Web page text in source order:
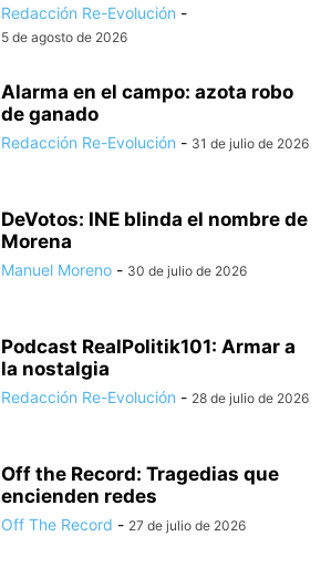
Redacción Re-Evolución -
5 de agosto de 2026
Alarma en el campo: azota robo
de ganado
Redacción Re-Evolución - 31 de julio de 2026
DeVotos: INE blinda el nombre de
Morena
Manuel Moreno - 30 de julio de 2026
Podcast RealPolitik101: Armar a
la nostalgia
Redacción Re-Evolución - 28 de julio de 2026
Off the Record: Tragedias que
encienden redes
Off The Record - 27 de julio de 2026